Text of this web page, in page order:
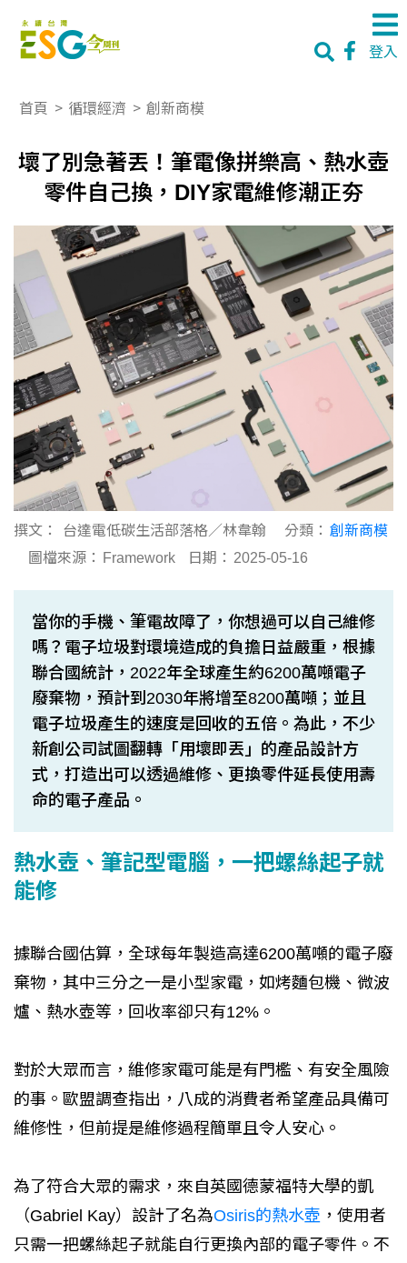
登入
首頁 > 循環經濟 > 創新商模
壞了別急著丟！筆電像拼樂高、熱水壺
零件自己換，DIY家電維修潮正夯
撰文： 台達電低碳生活部落格／林韋翰 分類： 創新商模
圖檔來源：
Framework 日期： 2025-05-16
當你的手機、筆電故障了，你想過可以自己維修
嗎？電子垃圾對環境造成的負擔日益嚴重，根據
聯合國統計，2022年全球產生約6200萬噸電子
廢棄物，預計到2030年將增至8200萬噸；並且
電子垃圾產生的速度是回收的五倍。為此，不少
新創公司試圖翻轉「用壞即丟」的產品設計方
式，打造出可以透過維修、更換零件延長使用壽
命的電子產品。
熱水壺、筆記型電腦，一把螺絲起子就
能修
據聯合國估算，全球每年製造高達6200萬噸的電子廢
棄物，其中三分之一是小型家電，如烤麵包機、微波
爐、熱水壺等，回收率卻只有12%。
對於大眾而言，維修家電可能是有門檻、有安全風險
的事。歐盟調查指出，八成的消費者希望產品具備可
維修性，但前提是維修過程簡單且令人安心。
為了符合大眾的需求，來自英國德蒙福特大學的凱
（Gabriel Kay）設計了名為Osiris的熱水壺 ，使用者
只需一把螺絲起子就能自行更換內部的電子零件。不